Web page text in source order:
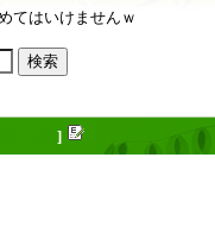
てはいけませんｗ
]